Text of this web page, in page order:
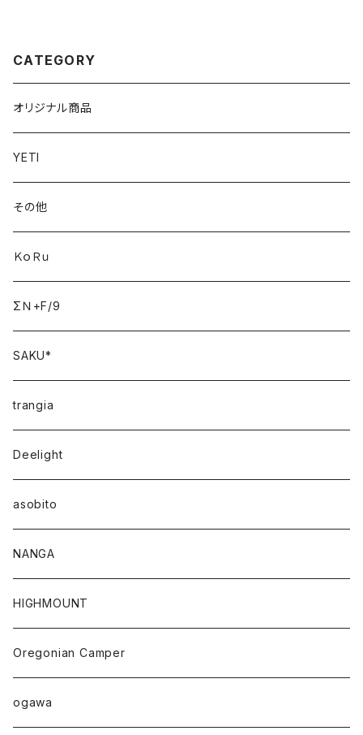
CATEGORY
オリジナル商品
YETI
その他
ＫｏＲｕ
ΣＮ+F/9
SAKU*
trangia
Deelight
asobito
NANGA
HIGHMOUNT
Oregonian Camper
ogawa